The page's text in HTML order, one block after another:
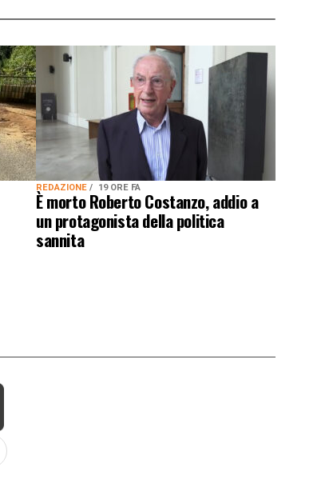
REDAZIONE 19 ORE FA
È morto Roberto Costanzo, addio a
un protagonista della politica
sannita